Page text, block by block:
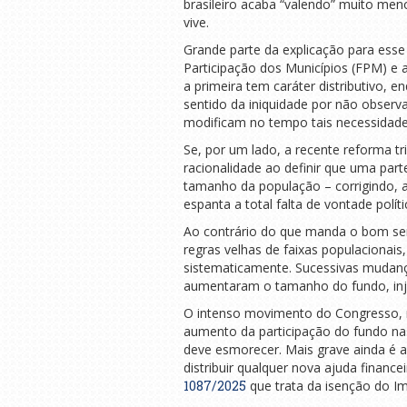
brasileiro acaba “valendo” muito
vive.
Grande parte da explicação para
Participação dos Municípios (FPM)
a primeira tem caráter distributivo,
sentido da iniquidade por não
modificam no tempo tais
Se, por um lado, a recente reforma
racionalidade ao definir que uma
tamanho da população – corrigindo,
espanta a total falta de vontade
Ao contrário do que manda o bom
regras velhas de faixas
sistematicamente. Sucessivas
aumentaram o tamanho do fundo,
O intenso movimento do
aumento da participação do fundo
deve esmorecer. Mais grave ainda é
distribuir qualquer nova ajuda
1087/2025 que trata da isenção do